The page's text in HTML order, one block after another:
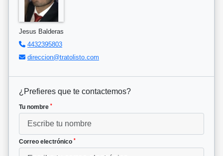
Jesus Balderas
4432395803
direccion@tratolisto.com
¿Prefieres que te contactemos?
Tu nombre *
Correo electrónico *